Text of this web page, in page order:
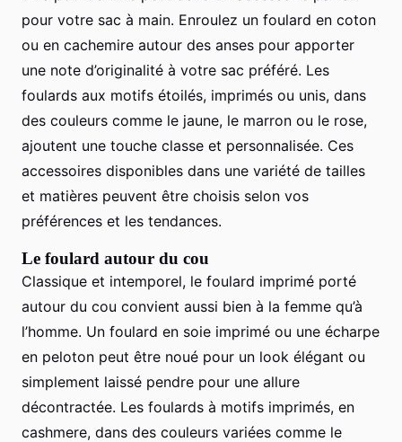
pour votre sac à main. Enroulez un foulard en coton
ou en cachemire autour des anses pour apporter
une note d’originalité à votre sac préféré. Les
foulards aux motifs étoilés, imprimés ou unis, dans
des couleurs comme le jaune, le marron ou le rose,
ajoutent une touche classe et personnalisée. Ces
accessoires disponibles dans une variété de tailles
et matières peuvent être choisis selon vos
préférences et les tendances.
Le foulard autour du cou
Classique et intemporel, le foulard imprimé porté
autour du cou convient aussi bien à la femme qu’à
l’homme. Un foulard en soie imprimé ou une écharpe
en peloton peut être noué pour un look élégant ou
simplement laissé pendre pour une allure
décontractée. Les foulards à motifs imprimés, en
cashmere, dans des couleurs variées comme le